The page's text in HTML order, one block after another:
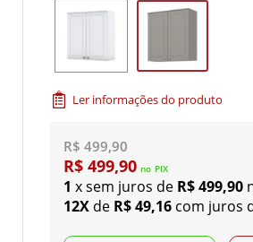
Ler informações do produto
R$ 499,90
R$ 499,90 no PIX
1 x sem juros de R$ 499,90
12X de R$ 49,16 com juros